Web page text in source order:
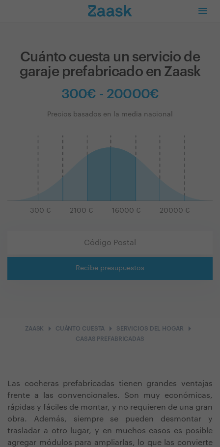
Cuánto cuesta un servicio de
garaje prefabricado en Zaask
300€ - 20000€
Precios basados en la media nacional
300 € 2100 € 16000 € 20000 €
Recibe presupuestos
ZAASK arrow_right CUÁNTO CUESTA arrow_right SERVICIOS DEL HOGAR arrow_right
CASAS PREFABRICADAS
Las cocheras prefabricadas tienen grandes ventajas
frente a las convencionales. Son muy económicas,
rápidas y fáciles de montar, y no requieren de una gran
obra. Además, siempre se pueden desmontar y
trasladar a otro lugar, y en muchos casos es posible
agregar módulos para ampliarlas, lo que las convierte